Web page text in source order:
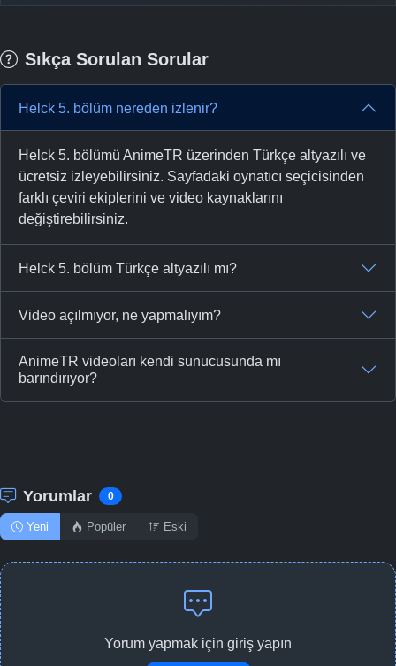
Sıkça Sorulan Sorular
Helck 5. bölüm nereden izlenir?
Helck 5. bölümü AnimeTR üzerinden Türkçe altyazılı ve
ücretsiz izleyebilirsiniz. Sayfadaki oynatıcı seçicisinden
farklı çeviri ekiplerini ve video kaynaklarını
değiştirebilirsiniz.
Helck 5. bölüm Türkçe altyazılı mı?
Video açılmıyor, ne yapmalıyım?
AnimeTR videoları kendi sunucusunda mı
barındırıyor?
Yorumlar 0
Yeni Popüler Eski
Yorum yapmak için giriş yapın